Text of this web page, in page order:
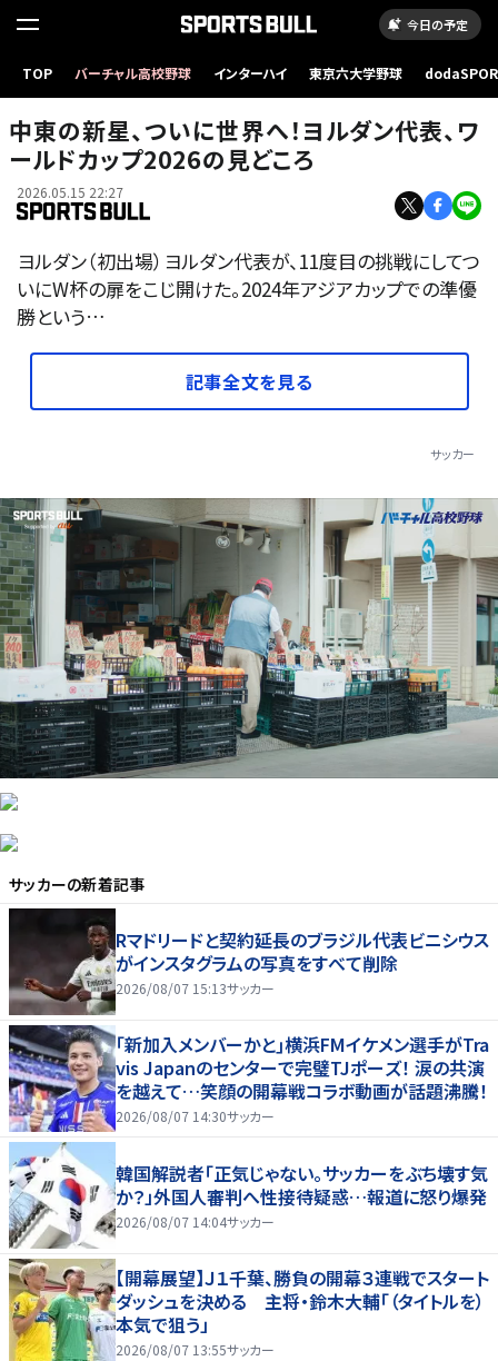
今日の予定
TOP バーチャル高校野球 インターハイ 東京六大学野球
中東の新星、ついに世界へ！ヨルダン代表、ワ
ールドカップ2026の見どころ
2026.05.15 22:27
ヨルダン（初出場）ヨルダン代表が、11度目の挑戦にしてつ
いにW杯の扉をこじ開けた。2024年アジアカップでの準優
勝という…
記事全文を見る
サッカー
サッカーの新着記事
Rマドリードと契約延長のブラジル代表ビニシウス
がインスタグラムの写真をすべて削除
2026/08/07 15:13サッカー
｢新加入メンバーかと｣横浜FMイケメン選手がTra
vis Japanのセンターで完璧TJポーズ！ 涙の共演
を越えて…笑顔の開幕戦コラボ動画が話題沸騰！
2026/08/07 14:30サッカー
韓国解説者「正気じゃない。サッカーをぶち壊す気
か？」外国人審判へ性接待疑惑…報道に怒り爆発
2026/08/07 14:04サッカー
【開幕展望】Ｊ１千葉、勝負の開幕３連戦でスタート
ダッシュを決める 主将・鈴木大輔「（タイトルを）
本気で狙う」
2026/08/07 13:55サッカー